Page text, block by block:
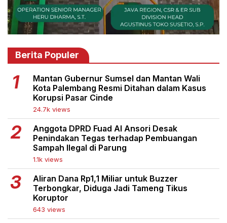
Berita Populer
Mantan Gubernur Sumsel dan Mantan Wali
Kota Palembang Resmi Ditahan dalam Kasus
Korupsi Pasar Cinde
24.7k views
Anggota DPRD Fuad Al Ansori Desak
Penindakan Tegas terhadap Pembuangan
Sampah Ilegal di Parung
1.1k views
Aliran Dana Rp1,1 Miliar untuk Buzzer
Terbongkar, Diduga Jadi Tameng Tikus
Koruptor
643 views